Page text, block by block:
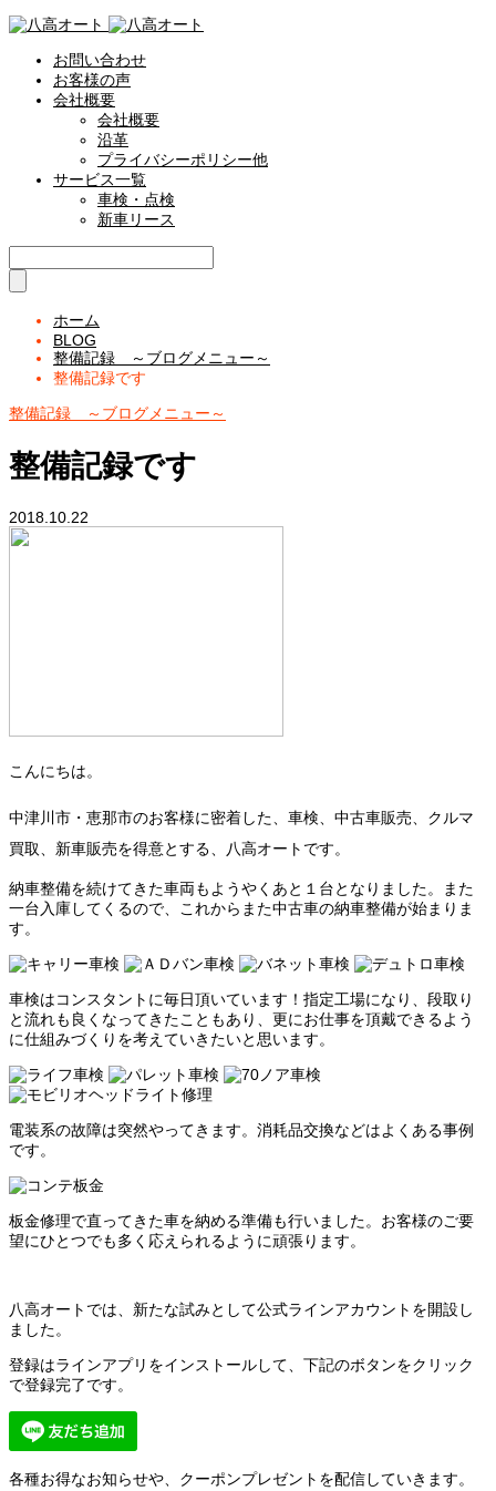
お問い合わせ
お客様の声
会社概要
会社概要
沿革
プライバシーポリシー他
サービス一覧
車検・点検
新車リース
ホーム
BLOG
整備記録 ～ブログメニュー～
整備記録です
整備記録 ～ブログメニュー～
整備記録です
2018.10.22
こんにちは。
中津川市・恵那市のお客様に密着した、車検、中古車販売、クルマ
買取、新車販売を得意とする、八高オートです。
納車整備を続けてきた車両もようやくあと１台となりました。また
一台入庫してくるので、これからまた中古車の納車整備が始まりま
す。
車検はコンスタントに毎日頂いています！指定工場になり、段取り
と流れも良くなってきたこともあり、更にお仕事を頂戴できるよう
に仕組みづくりを考えていきたいと思います。
電装系の故障は突然やってきます。消耗品交換などはよくある事例
です。
板金修理で直ってきた車を納める準備も行いました。お客様のご要
望にひとつでも多く応えられるように頑張ります。
八高オートでは、新たな試みとして公式ラインアカウントを開設し
ました。
登録はラインアプリをインストールして、下記のボタンをクリック
で登録完了です。
各種お得なお知らせや、クーポンプレゼントを配信していきます。